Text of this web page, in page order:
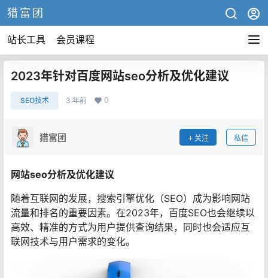
猎富团
站长工具 会员课程
2023年针对百度网站seo分析及优化建议
SEO技术 3 年前 0
猎富团 关注 私信
网站seo分析及优化建议
随着互联网的发展，搜索引擎优化（SEO）成为影响网站
流量和排名的重要因素。在2023年，百度SEO也会继续以
高效、精准的方式为用户提供查询结果，同时也会适应互
联网技术与用户需求的变化。